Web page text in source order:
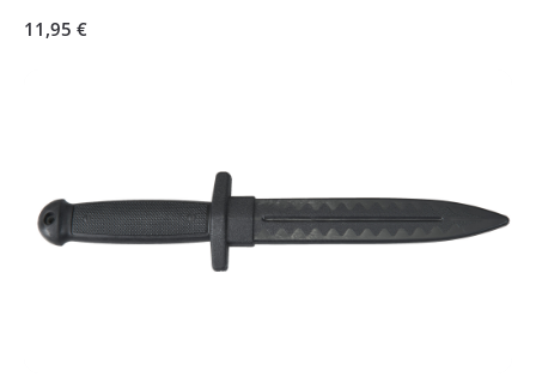
Regulärer Preis:
11,95 €